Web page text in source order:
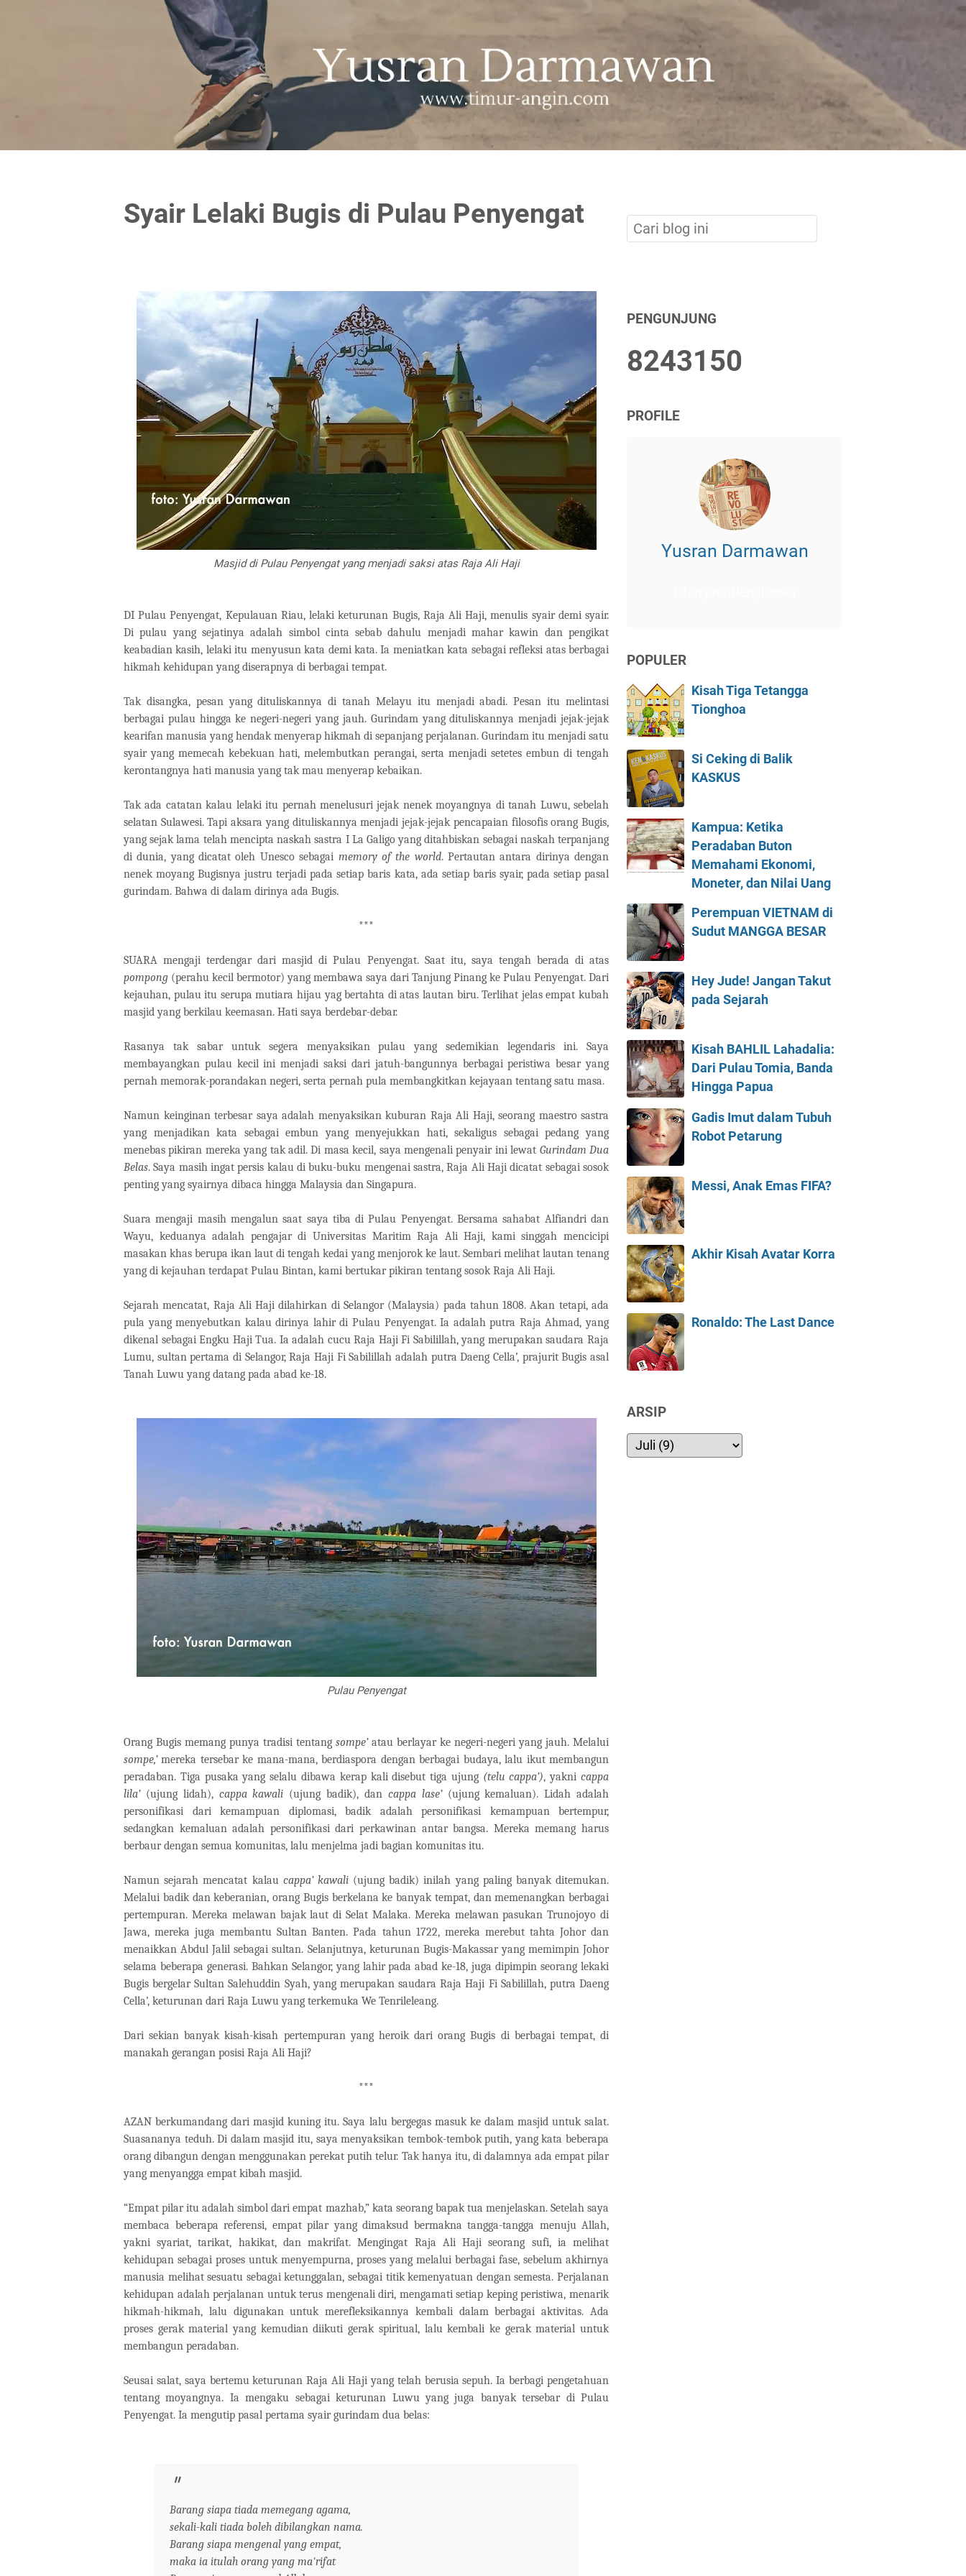
Syair Lelaki Bugis di Pulau Penyengat
Masjid di Pulau Penyengat yang menjadi saksi atas Raja Ali Haji
DI Pulau Penyengat, Kepulauan Riau, lelaki keturunan Bugis, Raja Ali Haji, menulis syair demi syair.
Di pulau yang sejatinya adalah simbol cinta sebab dahulu menjadi mahar kawin dan pengikat
keabadian kasih, lelaki itu menyusun kata demi kata. Ia meniatkan kata sebagai refleksi atas berbagai
hikmah kehidupan yang diserapnya di berbagai tempat.
Tak disangka, pesan yang dituliskannya di tanah Melayu itu menjadi abadi. Pesan itu melintasi
berbagai pulau hingga ke negeri-negeri yang jauh. Gurindam yang dituliskannya menjadi jejak-jejak
kearifan manusia yang hendak menyerap hikmah di sepanjang perjalanan. Gurindam itu menjadi satu
syair yang memecah kebekuan hati, melembutkan perangai, serta menjadi setetes embun di tengah
kerontangnya hati manusia yang tak mau menyerap kebaikan.
Tak ada catatan kalau lelaki itu pernah menelusuri jejak nenek moyangnya di tanah Luwu, sebelah
selatan Sulawesi. Tapi aksara yang dituliskannya menjadi jejak-jejak pencapaian filosofis orang Bugis,
yang sejak lama telah mencipta naskah sastra I La Galigo yang ditahbiskan sebagai naskah terpanjang
di dunia, yang dicatat oleh Unesco sebagai memory of the world. Pertautan antara dirinya dengan
nenek moyang Bugisnya justru terjadi pada setiap baris kata, ada setiap baris syair, pada setiap pasal
gurindam. Bahwa di dalam dirinya ada Bugis.
***
SUARA mengaji terdengar dari masjid di Pulau Penyengat. Saat itu, saya tengah berada di atas
pompong (perahu kecil bermotor) yang membawa saya dari Tanjung Pinang ke Pulau Penyengat. Dari
kejauhan, pulau itu serupa mutiara hijau yag bertahta di atas lautan biru. Terlihat jelas empat kubah
masjid yang berkilau keemasan. Hati saya berdebar-debar.
Rasanya tak sabar untuk segera menyaksikan pulau yang sedemikian legendaris ini. Saya
membayangkan pulau kecil ini menjadi saksi dari jatuh-bangunnya berbagai peristiwa besar yang
pernah memorak-porandakan negeri, serta pernah pula membangkitkan kejayaan tentang satu masa.
Namun keinginan terbesar saya adalah menyaksikan kuburan Raja Ali Haji, seorang maestro sastra
yang menjadikan kata sebagai embun yang menyejukkan hati, sekaligus sebagai pedang yang
menebas pikiran mereka yang tak adil. Di masa kecil, saya mengenali penyair ini lewat Gurindam Dua
Belas. Saya masih ingat persis kalau di buku-buku mengenai sastra, Raja Ali Haji dicatat sebagai sosok
penting yang syairnya dibaca hingga Malaysia dan Singapura.
Suara mengaji masih mengalun saat saya tiba di Pulau Penyengat. Bersama sahabat Alfiandri dan
Wayu, keduanya adalah pengajar di Universitas Maritim Raja Ali Haji, kami singgah mencicipi
masakan khas berupa ikan laut di tengah kedai yang menjorok ke laut. Sembari melihat lautan tenang
yang di kejauhan terdapat Pulau Bintan, kami bertukar pikiran tentang sosok Raja Ali Haji.
Sejarah mencatat, Raja Ali Haji dilahirkan di Selangor (Malaysia) pada tahun 1808. Akan tetapi, ada
pula yang menyebutkan kalau dirinya lahir di Pulau Penyengat. Ia adalah putra Raja Ahmad, yang
dikenal sebagai Engku Haji Tua. Ia adalah cucu Raja Haji Fi Sabilillah, yang merupakan saudara Raja
Lumu, sultan pertama di Selangor, Raja Haji Fi Sabilillah adalah putra Daeng Cella’, prajurit Bugis asal
Tanah Luwu yang datang pada abad ke-18.
Pulau Penyengat
Orang Bugis memang punya tradisi tentang sompe’atau berlayar ke negeri-negeri yang jauh. Melalui
sompe,’mereka tersebar ke mana-mana, berdiaspora dengan berbagai budaya, lalu ikut membangun
peradaban. Tiga pusaka yang selalu dibawa kerap kali disebut tiga ujung (telu cappa’), yaknicappa
lila’(ujung lidah), cappa kawali (ujung badik), dan cappa lase’(ujung kemaluan). Lidah adalah
personifikasi dari kemampuan diplomasi, badik adalah personifikasi kemampuan bertempur,
sedangkan kemaluan adalah personifikasi dari perkawinan antar bangsa. Mereka memang harus
berbaur dengan semua komunitas, lalu menjelma jadi bagian komunitas itu.
Namun sejarah mencatat kalau cappa’ kawali(ujung badik) inilah yang paling banyak ditemukan.
Melalui badik dan keberanian, orang Bugis berkelana ke banyak tempat, dan memenangkan berbagai
pertempuran. Mereka melawan bajak laut di Selat Malaka. Mereka melawan pasukan Trunojoyo di
Jawa, mereka juga membantu Sultan Banten. Pada tahun 1722, mereka merebut tahta Johor dan
menaikkan Abdul Jalil sebagai sultan. Selanjutnya, keturunan Bugis-Makassar yang memimpin Johor
selama beberapa generasi. Bahkan Selangor, yang lahir pada abad ke-18, juga dipimpin seorang lekaki
Bugis bergelar Sultan Salehuddin Syah, yang merupakan saudara Raja Haji Fi Sabilillah, putra Daeng
Cella’, keturunan dari Raja Luwu yang terkemuka We Tenrileleang.
Dari sekian banyak kisah-kisah pertempuran yang heroik dari orang Bugis di berbagai tempat, di
manakah gerangan posisi Raja Ali Haji?
***
AZAN berkumandang dari masjid kuning itu. Saya lalu bergegas masuk ke dalam masjid untuk salat.
Suasananya teduh. Di dalam masjid itu, saya menyaksikan tembok-tembok putih, yang kata beberapa
orang dibangun dengan menggunakan perekat putih telur. Tak hanya itu, di dalamnya ada empat pilar
yang menyangga empat kibah masjid.
“Empat pilar itu adalah simbol dari empat mazhab,” kata seorang bapak tua menjelaskan. Setelah saya
membaca beberapa referensi, empat pilar yang dimaksud bermakna tangga-tangga menuju Allah,
yakni syariat, tarikat, hakikat, dan makrifat. Mengingat Raja Ali Haji seorang sufi, ia melihat
kehidupan sebagai proses untuk menyempurna, proses yang melalui berbagai fase, sebelum akhirnya
manusia melihat sesuatu sebagai ketunggalan, sebagai titik kemenyatuan dengan semesta. Perjalanan
kehidupan adalah perjalanan untuk terus mengenali diri, mengamati setiap keping peristiwa, menarik
hikmah-hikmah, lalu digunakan untuk merefleksikannya kembali dalam berbagai aktivitas. Ada
proses gerak material yang kemudian diikuti gerak spiritual, lalu kembali ke gerak material untuk
membangun peradaban.
Seusai salat, saya bertemu keturunan Raja Ali Haji yang telah berusia sepuh. Ia berbagi pengetahuan
tentang moyangnya. Ia mengaku sebagai keturunan Luwu yang juga banyak tersebar di Pulau
Penyengat. Ia mengutip pasal pertama syair gurindam dua belas:
Barang siapa tiada memegang agama,
sekali-kali tiada boleh dibilangkan nama.
Barang siapa mengenal yang empat,
maka ia itulah orang yang ma'rifat
PENGUNJUNG
8243150
PROFILE
Yusran Darmawan
POPULER
Kisah Tiga Tetangga
Tionghoa
Si Ceking di Balik
KASKUS
Kampua: Ketika
Peradaban Buton
Memahami Ekonomi,
Moneter, dan Nilai Uang
Perempuan VIETNAM di
Sudut MANGGA BESAR
Hey Jude! Jangan Takut
pada Sejarah
Kisah BAHLIL Lahadalia:
Dari Pulau Tomia, Banda
Hingga Papua
Gadis Imut dalam Tubuh
Robot Petarung
Messi, Anak Emas FIFA?
Akhir Kisah Avatar Korra
Ronaldo: The Last Dance
ARSIP